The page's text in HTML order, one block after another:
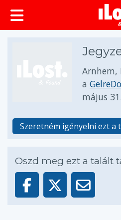
Arnhem,
a
május
Szeretném igényelni ezt a
Oszd meg ezt a talált